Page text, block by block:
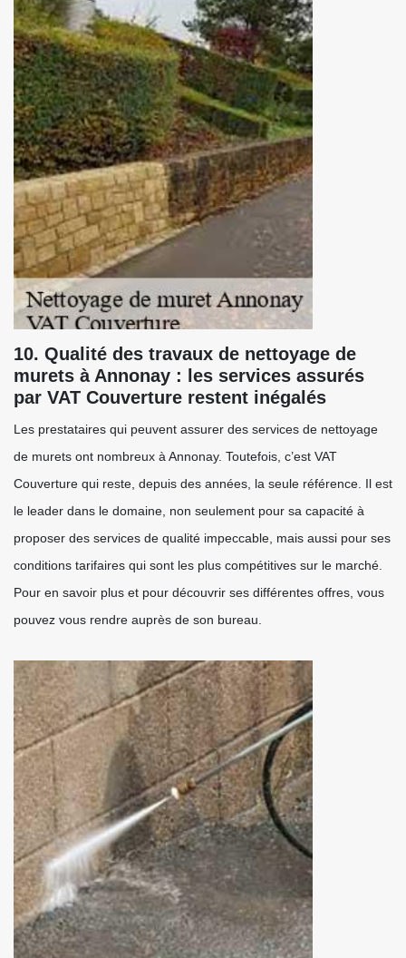
10. Qualité des travaux de nettoyage de
murets à Annonay : les services assurés
par VAT Couverture restent inégalés
Les prestataires qui peuvent assurer des services de nettoyage
de murets ont nombreux à Annonay. Toutefois, c’est VAT
Couverture qui reste, depuis des années, la seule référence. Il est
le leader dans le domaine, non seulement pour sa capacité à
proposer des services de qualité impeccable, mais aussi pour ses
conditions tarifaires qui sont les plus compétitives sur le marché.
Pour en savoir plus et pour découvrir ses différentes offres, vous
pouvez vous rendre auprès de son bureau.